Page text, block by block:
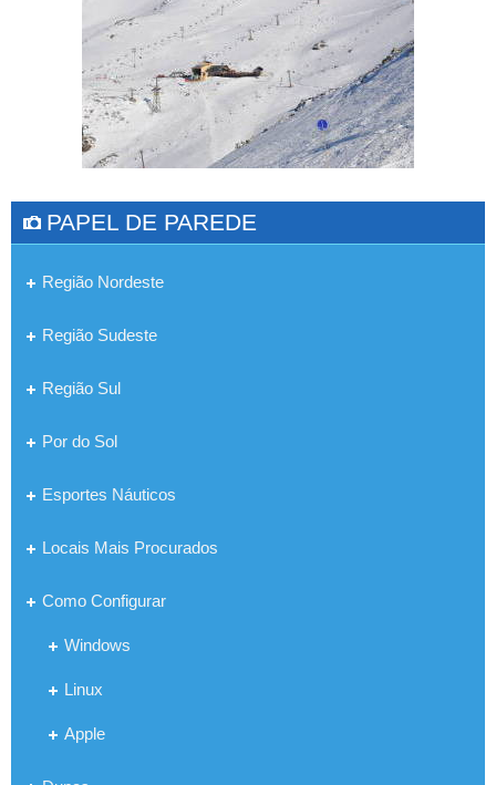
PAPEL DE PAREDE
Região Nordeste
Região Sudeste
Região Sul
Por do Sol
Esportes Náuticos
Locais Mais Procurados
Como Configurar
Windows
Linux
Apple